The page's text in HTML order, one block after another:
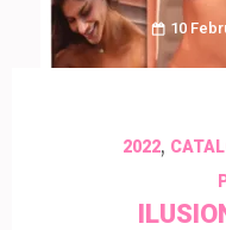
10
2022,